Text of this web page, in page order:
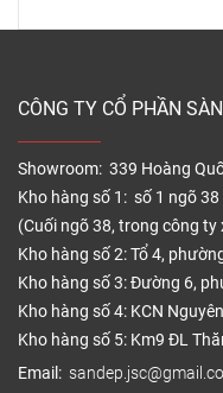
CÔNG TY CỔ PHẦN
Showroom: 339 Hoàng
Kho hàng số 1: số 1 ngõ
(Cuối ngõ 38, trong công
Kho hàng số 2: Tổ 4,
Kho hàng số 3: Đường 6,
Kho hàng số 4: KCN
Kho hàng số 5: Km9 ĐL
Email: